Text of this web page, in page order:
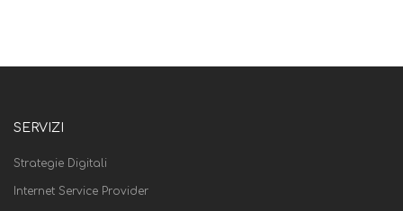
SERVIZI
Strategie Digitali
Internet Service Provider